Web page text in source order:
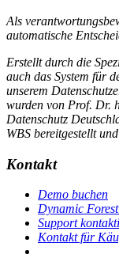
Als
automatische
Erstellt durch die
auch das System für
unserem
wurden von Prof. Dr.
Datenschutz
WBS bereitgestellt
Kontakt
Demo buchen
Dynamic
Support
Kontakt für